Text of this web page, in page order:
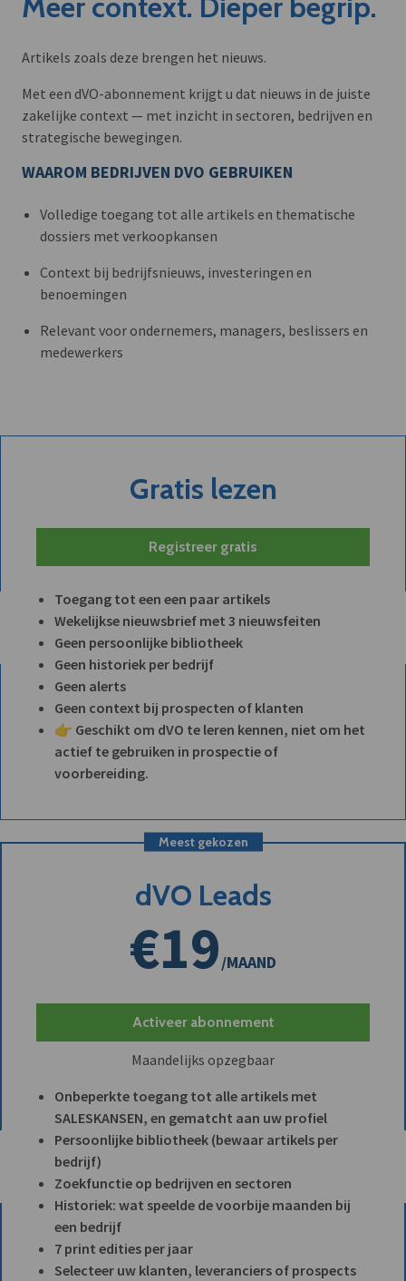
Artikels zoals deze brengen het nieuws.
Met een dVO-abonnement krijgt u dat nieuws in de juiste
zakelijke context — met inzicht in sectoren, bedrijven en
strategische bewegingen.
WAAROM BEDRIJVEN DVO GEBRUIKEN
Volledige toegang tot alle artikels en thematische
dossiers met verkoopkansen
Context bij bedrijfsnieuws, investeringen en
benoemingen
Relevant voor ondernemers, managers, beslissers en
medewerkers
Gratis lezen
Registreer gratis
Toegang tot een een paar artikels
Wekelijkse nieuwsbrief met 3 nieuwsfeiten
Geen persoonlijke bibliotheek
Geen historiek per bedrijf
Geen alerts
Geen context bij prospecten of klanten
👉 Geschikt om dVO te leren kennen, niet om het
actief te gebruiken in prospectie of
voorbereiding.
Meest gekozen
dVO Leads
€19/MAAND
Activeer abonnement
Maandelijks opzegbaar
Onbeperkte toegang tot alle artikels met
SALESKANSEN, en gematcht aan uw profiel
Persoonlijke bibliotheek (bewaar artikels per
bedrijf)
Zoekfunctie op bedrijven en sectoren
Historiek: wat speelde de voorbije maanden bij
een bedrijf
7 print edities per jaar
Selecteer uw klanten, leveranciers of prospects